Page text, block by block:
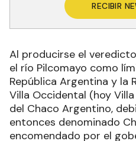
RECIBIR
Al producirse el
el río Pilcomayo como
República Argentina y la
Villa Occidental (hoy
del Chaco Argentino,
entonces denominado
encomendado por el